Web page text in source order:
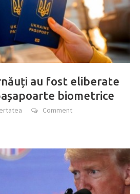
au fost eliberate
biometrice
Comment